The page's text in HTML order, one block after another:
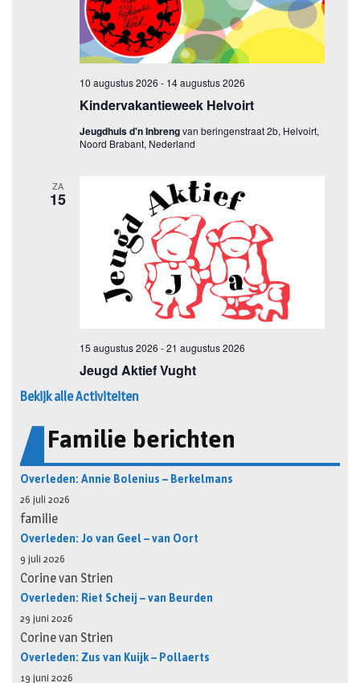
Bekijk alle Activiteiten
Familie berichten
Overleden: Annie Bolenius – Berkelmans
26 juli 2026
familie
Overleden: Jo van Geel – van Oort
9 juli 2026
Corine van Strien
Overleden: Riet Scheij – van Beurden
29 juni 2026
Corine van Strien
Overleden: Zus van Kuijk – Pollaerts
19 juni 2026